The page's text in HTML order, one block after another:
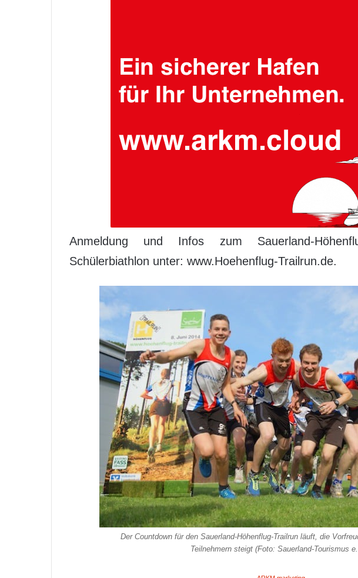
Anmeldung und Infos zum Sauerland-
Schülerbiathlon unter: www.Hoehenflug-Trailrun.de.
Der Countdown für den Sauerland-Höhenflug-Trailrun läuft, die
Teilnehmern steigt (Foto: Sauerland-Tourismus